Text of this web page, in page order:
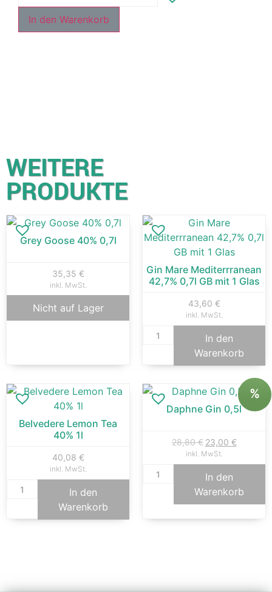
In den Warenkorb
WEITERE
PRODUKTE
Grey Goose 40% 0,7l
35,35 €
inkl. MwSt.
Nicht auf Lager
Gin Mare Mediterrranean
42,7% 0,7l GB mit 1 Glas
43,60 €
inkl. MwSt.
In den
Warenkorb
Belvedere Lemon Tea
40% 1l
40,08 €
inkl. MwSt.
In den
Warenkorb
%
Daphne Gin 0,5l
28,80€ 23,00 €
inkl. MwSt.
In den
Warenkorb